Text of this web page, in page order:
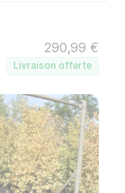
290,99 €
Livraison offerte